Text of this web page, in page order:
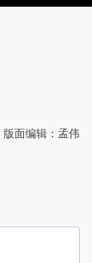
面编辑：孟伟